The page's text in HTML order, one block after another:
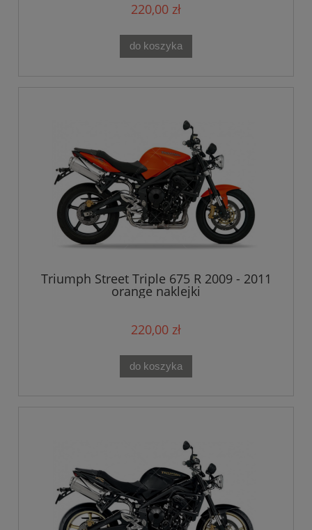
220,00 zł
do koszyka
Triumph Street Triple 675 R 2009 - 2011
orange naklejki
220,00 zł
do koszyka